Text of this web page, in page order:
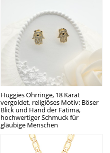
Huggies Ohrringe, 18 Karat
vergoldet, religiöses Motiv: Böser
Blick und Hand der Fatima,
hochwertiger Schmuck für
gläubige Menschen